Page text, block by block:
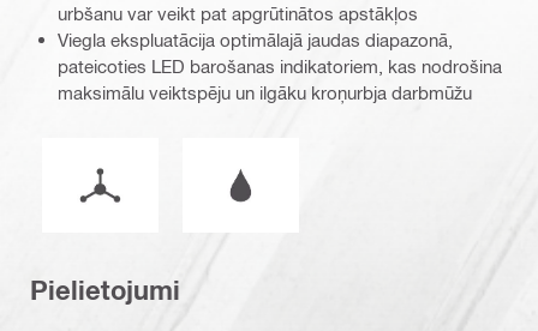
urbšanu var veikt pat apgrūtinātos apstākļos
Viegla ekspluatācija optimālajā jaudas diapazonā,
pateicoties LED barošanas indikatoriem, kas nodrošina
maksimālu veiktspēju un ilgāku kroņurbja darbmūžu
Pielietojumi